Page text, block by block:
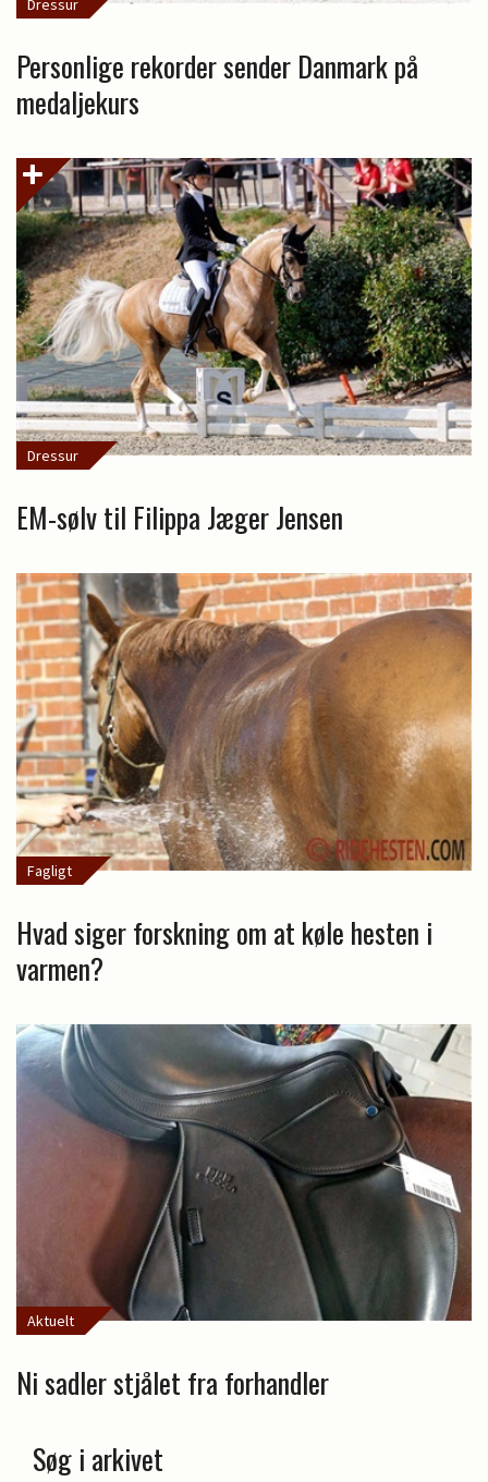
Dressur
Personlige rekorder sender Danmark på
medaljekurs
Dressur
EM-sølv til Filippa Jæger Jensen
Fagligt
Hvad siger forskning om at køle hesten i
varmen?
Aktuelt
Ni sadler stjålet fra forhandler
Søg i arkivet